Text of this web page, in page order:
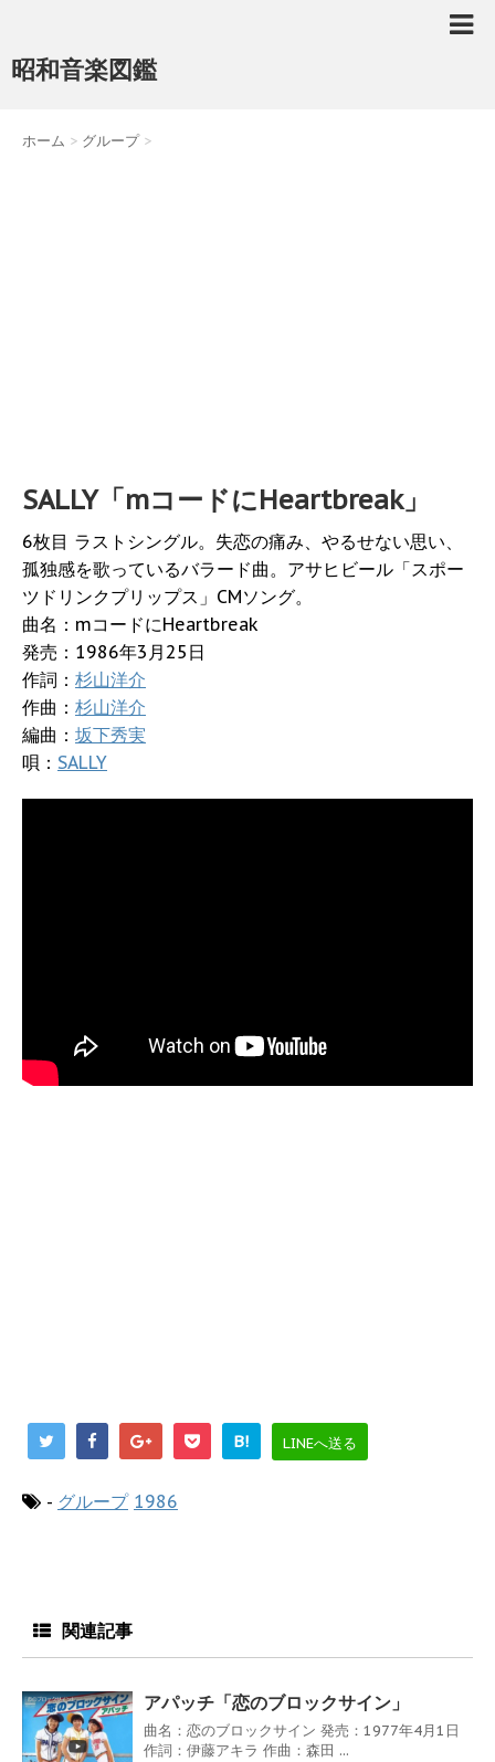
昭和音楽図鑑
ホーム > グループ >
SALLY「mコードにHeartbreak」
6枚目 ラストシングル。失恋の痛み、やるせない思い、
孤独感を歌っているバラード曲。アサヒビール「スポー
ツドリンクプリップス」CMソング。
曲名：mコードにHeartbreak
発売：1986年3月25日
作詞： 杉山洋介
作曲： 杉山洋介
編曲： 坂下秀実
唄： SALLY
B! LINEへ送る
- グループ 1986
関連記事
アパッチ「恋のブロックサイン」
曲名：恋のブロックサイン 発売：1977年4月1日
作詞：伊藤アキラ 作曲：森田 ...